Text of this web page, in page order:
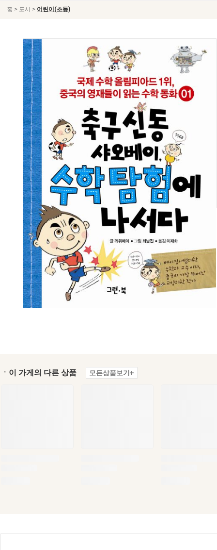
홈 > 도서 > 어린이(초등)
ㆍ이 가게의 다른 상품 모든상품보기+